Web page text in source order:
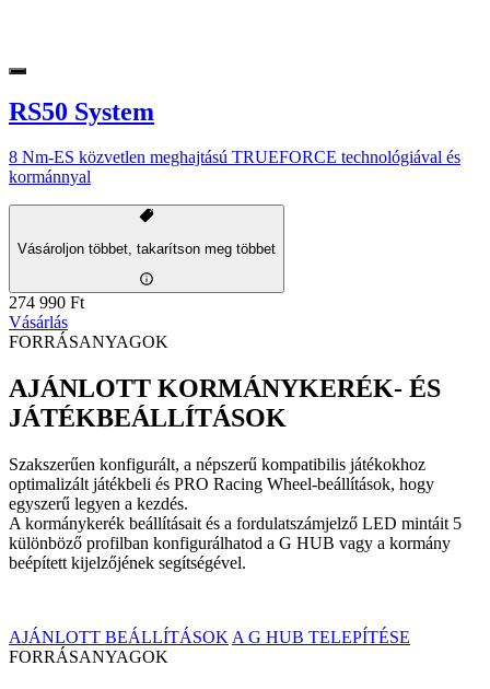
RS50 System
8 Nm-ES közvetlen meghajtású TRUEFORCE technológiával és
kormánnyal
Vásároljon többet, takarítson meg többet
274 990 Ft
Vásárlás
FORRÁSANYAGOK
AJÁNLOTT KORMÁNYKERÉK- ÉS
JÁTÉKBEÁLLÍTÁSOK
Szakszerűen konfigurált, a népszerű kompatibilis játékokhoz
optimalizált játékbeli és PRO Racing Wheel-beállítások, hogy
egyszerű legyen a kezdés.
A kormánykerék beállításait és a fordulatszámjelző LED mintáit 5
különböző profilban konfigurálhatod a G HUB vagy a kormány
beépített kijelzőjének segítségével.
AJÁNLOTT BEÁLLÍTÁSOK A G HUB TELEPÍTÉSE
FORRÁSANYAGOK